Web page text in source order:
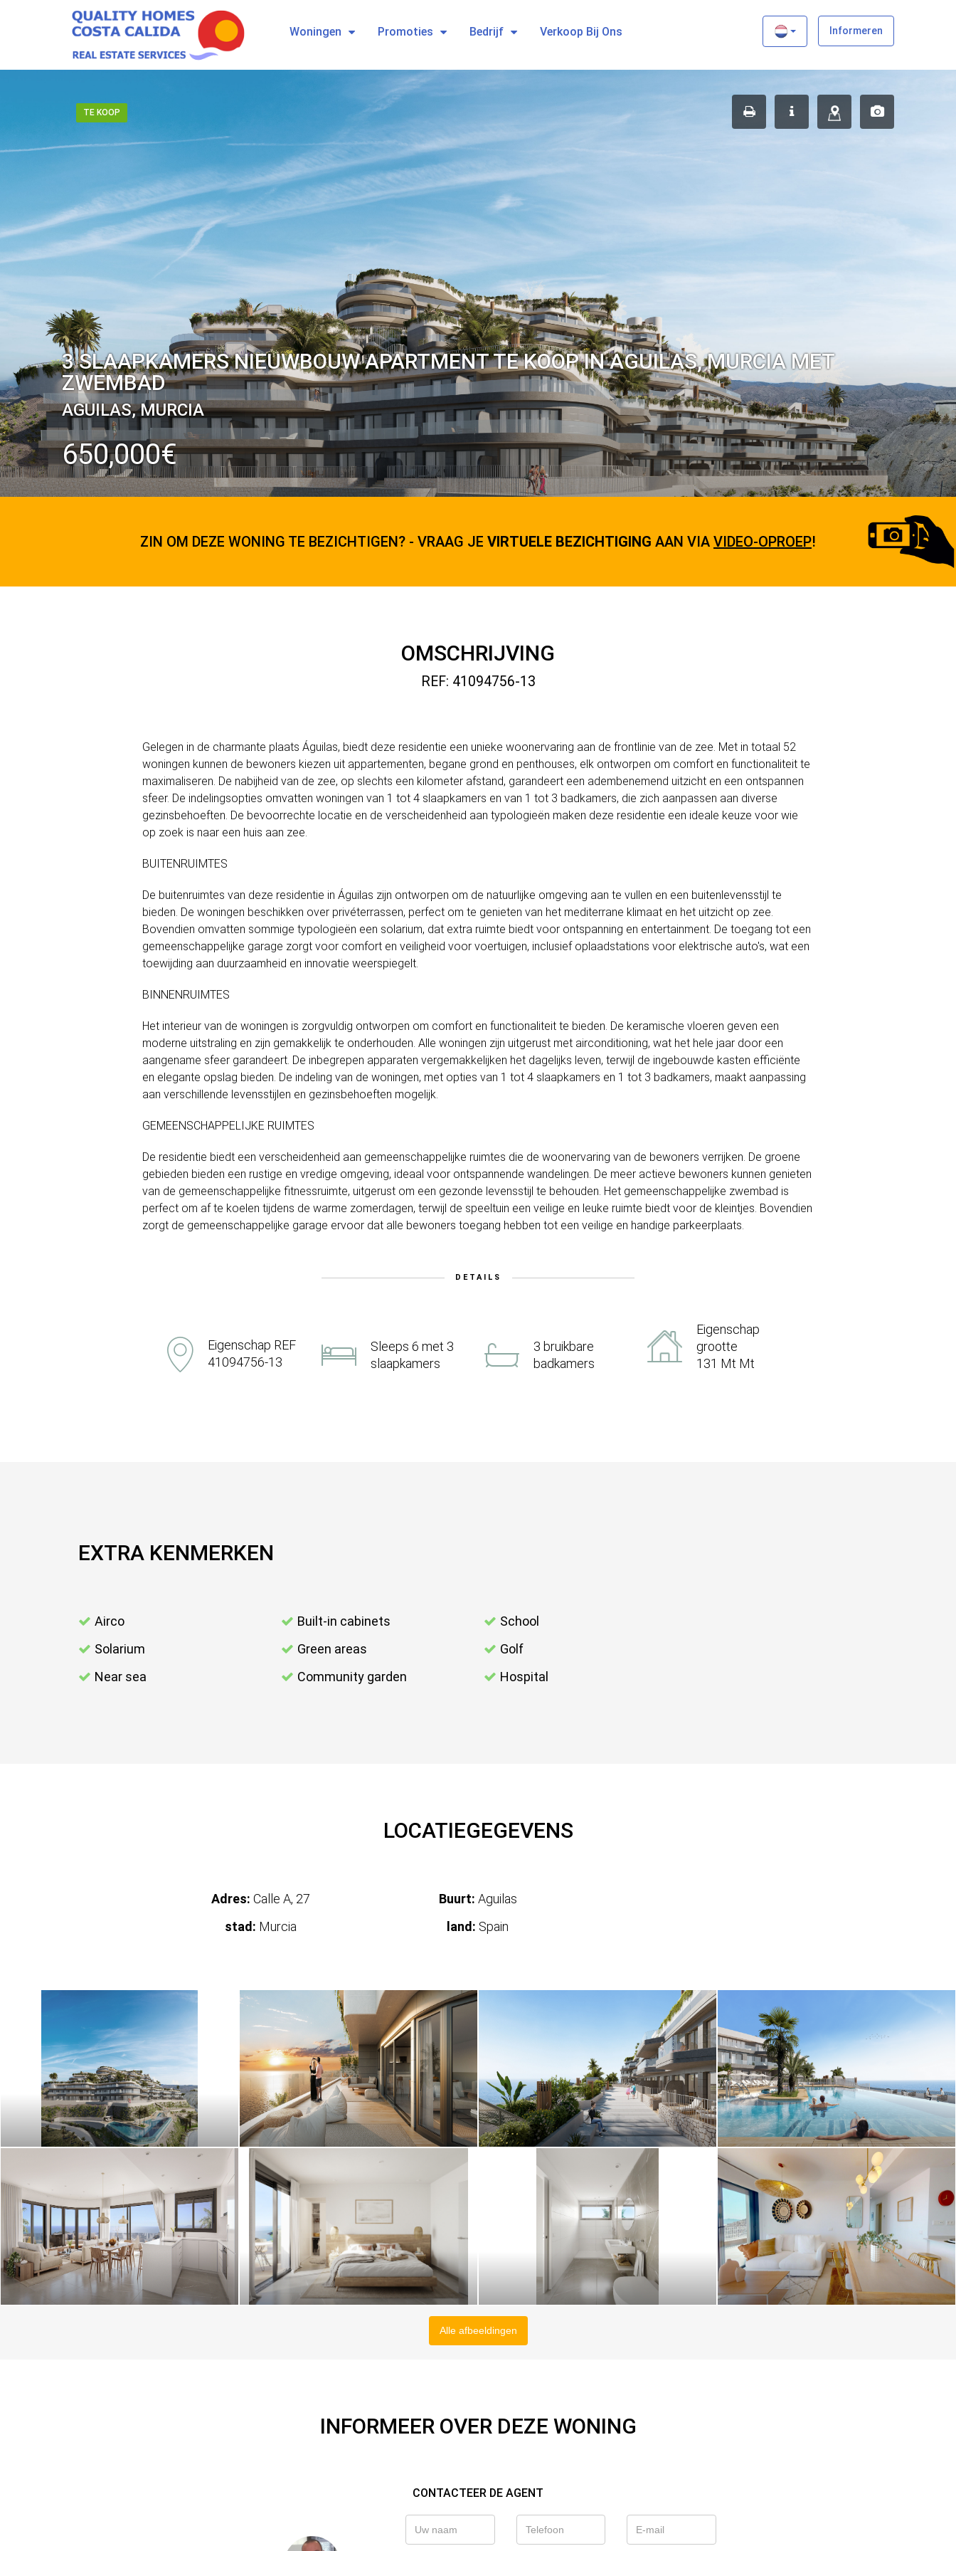
Woningen Promoties Bedrijf Verkoop Bij Ons Informeren
TE KOOP
3 SLAAPKAMERS NIEUWBOUW APARTMENT TE KOOP IN AGUILAS, MURCIA MET
ZWEMBAD
AGUILAS, MURCIA
650,000€
ZIN OM DEZE WONING TE BEZICHTIGEN? - VRAAG JE VIRTUELE BEZICHTIGING AAN VIA VIDEO-OPROEP!
OMSCHRIJVING
REF: 41094756-13
Gelegen in de charmante plaats Águilas, biedt deze residentie een unieke woonervaring aan de frontlinie van de zee. Met in totaal 52
woningen kunnen de bewoners kiezen uit appartementen, begane grond en penthouses, elk ontworpen om comfort en functionaliteit te
maximaliseren. De nabijheid van de zee, op slechts een kilometer afstand, garandeert een adembenemend uitzicht en een ontspannen
sfeer. De indelingsopties omvatten woningen van 1 tot 4 slaapkamers en van 1 tot 3 badkamers, die zich aanpassen aan diverse
gezinsbehoeften. De bevoorrechte locatie en de verscheidenheid aan typologieën maken deze residentie een ideale keuze voor wie
op zoek is naar een huis aan zee.
BUITENRUIMTES
De buitenruimtes van deze residentie in Águilas zijn ontworpen om de natuurlijke omgeving aan te vullen en een buitenlevensstijl te
bieden. De woningen beschikken over privéterrassen, perfect om te genieten van het mediterrane klimaat en het uitzicht op zee.
Bovendien omvatten sommige typologieën een solarium, dat extra ruimte biedt voor ontspanning en entertainment. De toegang tot een
gemeenschappelijke garage zorgt voor comfort en veiligheid voor voertuigen, inclusief oplaadstations voor elektrische auto's, wat een
toewijding aan duurzaamheid en innovatie weerspiegelt.
BINNENRUIMTES
Het interieur van de woningen is zorgvuldig ontworpen om comfort en functionaliteit te bieden. De keramische vloeren geven een
moderne uitstraling en zijn gemakkelijk te onderhouden. Alle woningen zijn uitgerust met airconditioning, wat het hele jaar door een
aangename sfeer garandeert. De inbegrepen apparaten vergemakkelijken het dagelijks leven, terwijl de ingebouwde kasten efficiënte
en elegante opslag bieden. De indeling van de woningen, met opties van 1 tot 4 slaapkamers en 1 tot 3 badkamers, maakt aanpassing
aan verschillende levensstijlen en gezinsbehoeften mogelijk.
GEMEENSCHAPPELIJKE RUIMTES
De residentie biedt een verscheidenheid aan gemeenschappelijke ruimtes die de woonervaring van de bewoners verrijken. De groene
gebieden bieden een rustige en vredige omgeving, ideaal voor ontspannende wandelingen. De meer actieve bewoners kunnen genieten
van de gemeenschappelijke fitnessruimte, uitgerust om een gezonde levensstijl te behouden. Het gemeenschappelijke zwembad is
perfect om af te koelen tijdens de warme zomerdagen, terwijl de speeltuin een veilige en leuke ruimte biedt voor de kleintjes. Bovendien
zorgt de gemeenschappelijke garage ervoor dat alle bewoners toegang hebben tot een veilige en handige parkeerplaats.
DETAILS
Eigenschap REF
41094756-13
Sleeps 6 met 3
slaapkamers
3 bruikbare
badkamers
Eigenschap
grootte
131 Mt Mt
EXTRA KENMERKEN
Airco
Solarium
Near sea
Built-in cabinets
Green areas
Community garden
School
Golf
Hospital
LOCATIEGEGEVENS
Adres: Calle A, 27
stad: Murcia
Buurt: Aguilas
land: Spain
Alle afbeeldingen
INFORMEER OVER DEZE WONING
CONTACTEER DE AGENT